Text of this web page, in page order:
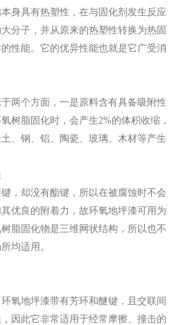
身具有热塑性，在与固化剂发生反应
分子，并从原来的热塑性转换为热固
性能。它的优异性能也就是它广受消
两个方面，一是原料含有具备吸附性
树脂固化时，会产生2%的体积收缩，
、钢、铝、陶瓷、玻璃、木材等产生
，却没有酯键，所以在被腐蚀时不会
优良的附着力，故环氧地坪漆可用为
脂固化物是三维网状结构，所以也不
均适用。
氧地坪漆带有芳环和醚键，且交联间
因此它非常适用于经常摩擦、撞击的